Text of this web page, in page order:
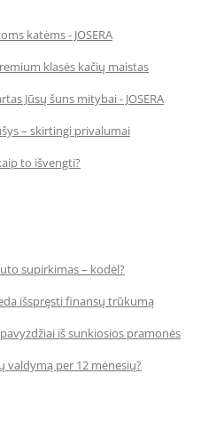
katėms - JOSERA
klasės kačių maistas
Jūsų šuns mitybai - JOSERA
– skirtingi privalumai
to išvengti?
supirkimas – kodėl?
išspręsti finansų trūkumą
iš sunkiosios pramonės
per 12 mėnesių?